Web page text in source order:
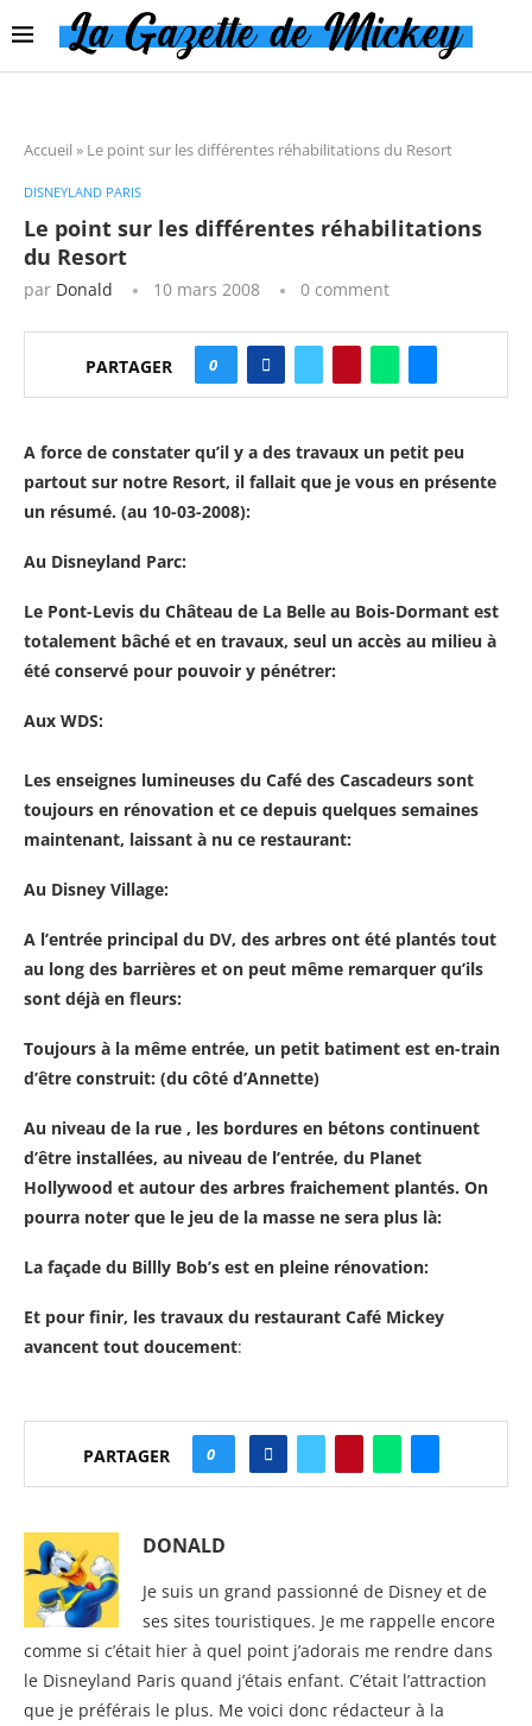
Accueil » Le point sur les différentes réhabilitations du Resort
DISNEYLAND PARIS
Le point sur les différentes réhabilitations
du Resort
par Donald 10 mars 2008 0 comment
PARTAGER 0
A force de constater qu’il y a des travaux un petit peu
partout sur notre Resort, il fallait que je vous en présente
un résumé. (au 10-03-2008):
Au Disneyland Parc:
Le Pont-Levis du Château de La Belle au Bois-Dormant est
totalement bâché et en travaux, seul un accès au milieu à
été conservé pour pouvoir y pénétrer:
Aux WDS:
Les enseignes lumineuses du Café des Cascadeurs sont
toujours en rénovation et ce depuis quelques semaines
maintenant, laissant à nu ce restaurant:
Au Disney Village:
A l’entrée principal du DV, des arbres ont été plantés tout
au long des barrières et on peut même remarquer qu’ils
sont déjà en fleurs:
Toujours à la même entrée, un petit batiment est en-train
d’être construit: (du côté d’Annette)
Au niveau de la rue , les bordures en bétons continuent
d’être installées, au niveau de l’entrée, du Planet
Hollywood et autour des arbres fraichement plantés. On
pourra noter que le jeu de la masse ne sera plus là:
La façade du Billly Bob’s est en pleine rénovation:
Et pour finir, les travaux du restaurant Café Mickey
avancent tout doucement:
PARTAGER 0
DONALD
Je suis un grand passionné de Disney et de
ses sites touristiques. Je me rappelle encore
comme si c’était hier à quel point j’adorais me rendre dans
le Disneyland Paris quand j’étais enfant. C’était l’attraction
que je préférais le plus. Me voici donc rédacteur à la